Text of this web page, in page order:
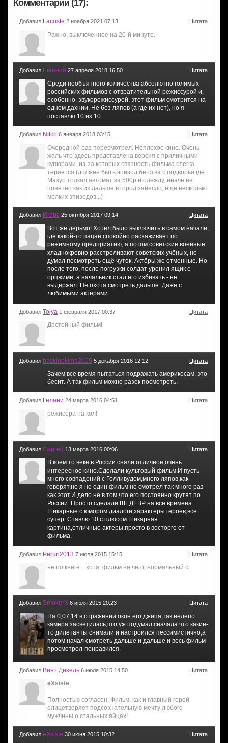
Комментарии (17):
Добавил Lacoste 2 ноября 2021 07:13 Цитата
Ражно, выключенное на 20-й минуте.
Добавил Евгений 27 апреля 2018 16:50 Цитата
Среди необъятного количества абсолютно голимых
российских фильмов с отвратительной режиссурой и,
особенно, звукорежиссурой, этот фильм смотрится на
одном дахнии. Не без ляпов (а где их нет), но я
поставлю 10 из 10.
Добавил Nitch 6 января 2018 03:15 Цитата
Очередной раз пересмотрел. Неплохое кино. Очень
жаль что здесь представлена версия с приличными
купюрами, из-за которых связность фильма слегка
теряется (должен быть эпизод бегства с подворья где
Мазур толкал автомат за 500р и одежду, иначе не
понятно как их дальше в город занесло; еще несколько
мелких эпизодов...)
Добавил Игорь 25 октября 2017 09:14 Цитата
Вот же дерьмо! Хотел было выключить в самом начале,
где какой-то пацан спокойно расхаживает по
режимному предприятию, а потом советские военные
хладнокровно расстреливают советских учёных, но
думал посмотреть ещё чуток. Актёры же отменные. Но
после того, после погрузки солдат уронил ящик с
орцжиме, а начальник стал его избивать - не
выдержал. Не охота смотреть дальше. Даже с
любимыми актёрами.
Добавил Tolya 1 февраля 2017 00:37 Цитата
Достойный фильм!
Добавил baskinokima2015 5 декабря 2016 12:12 Цитата
Зачем все время пытаться подражать америкосам, это
бесит. А так фильм можно разок посмотреть.
Добавил Гелани 24 марта 2016 04:51 Цитата
режисёра на кол!
Добавил Сергей 13 марта 2016 00:06 Цитата
В коем то веке в России сняли отличное,очень
интересное кино.Сделали культовый фильм.И пусть
много совпадений с Голливудом,много ляпов,как
говорят,но я не один фильм не смотрел так много раз
как этот.И дело не в том,что его постоянно крутят по
России. Просто сделали ШЕДЕВР на все времена.
Шикарные с юмором диалоги,характеры героев,все
супер. Ставлю 10 с плюсом.Шикарная
картина,отличные актеры,просто в восторге от
фильма.
Добавил Perun2013 7 июля 2015 15:15 Цитата
не по книге... хотя, фильм ни чего, нормальный.с
Добавил SmokerX 6 июля 2015 20:23 Цитата
На 0;07;14 в отражении окон его джипа,так нелепо
камера засветилась,что уж подумал сначала что какие-
то дилетанты снимали и настроился пессимистично,а
потом начал смотреть дальше и дальше и весь фильм
просмотрел-понравился.
Добавил Винт Дизель 6 июля 2015 14:50 Цитата
eXsiste,
Полностью согласен. Фильм, как и главный герой
олицетворяет подсознательную мечту любого
мужчины о стальных яйцах!
Добавил eXsiste 30 июня 2015 10:32 Цитата